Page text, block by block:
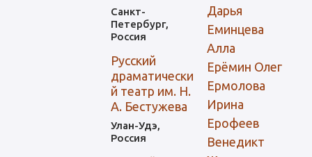
Санкт-
Петербург,
Россия
Русский
драматически
й театр им. Н.
А. Бестужева
Улан-Удэ,
Россия
Дарья
Еминцева
Алла
Ерёмин Олег
Ермолова
Ирина
Ерофеев
Венедикт